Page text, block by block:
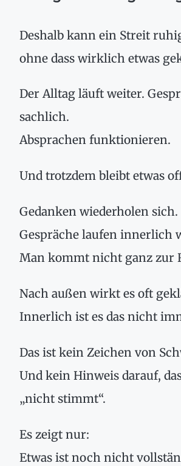
Deshalb kann ein Streit
ohne dass wirklich etwas
Der Alltag läuft weiter.
sachlich.
Absprachen funktionieren.
Und trotzdem bleibt etwas
Gedanken wiederholen sich.
Gespräche laufen innerlich
Man kommt nicht ganz zur
Nach außen wirkt es oft
Innerlich ist es das nicht
Das ist kein Zeichen von
Und kein Hinweis darauf,
„nicht stimmt“.
Es zeigt nur:
Etwas ist noch nicht